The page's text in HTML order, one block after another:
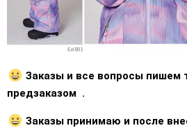
Заказы и все вопросы пишем
предзаказом .
Заказы принимаю и после